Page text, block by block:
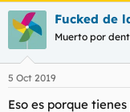
Fucked de
Muerto por
5 Oct 2019
Eso es porque